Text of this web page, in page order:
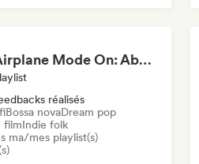
Airplane Mode On: Above the Clouds
réalisés
Bossa novaDream pop
filmIndie folk
ma/mes playlist(s)